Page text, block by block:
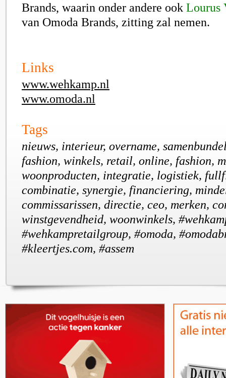
Brands, waarin onder andere ook Lourus
van Omoda Brands, zitting zal nemen.
Links
www.wehkamp.nl
www.omoda.nl
Tags
nieuws, interieur, overname,
fashion, winkels, retail, online, fashion,
woonproducten, integratie, logistiek,
combinatie, synergie, financiering,
commissarissen, directie, ceo, merken,
winstgevendheid, woonwinkels,
#wehkampretailgroup, #omoda,
#kleertjes.com, #assem